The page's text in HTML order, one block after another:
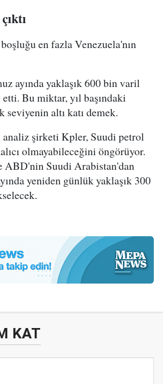
en fazla Venezuela'nın
ayında yaklaşık 600 bin varil
Bu miktar, yıl başındaki
altı katı demek.
şirketi Kpler, Suudi petrol
olmayabileceğini öngörüyor.
ABD'nin Suudi Arabistan'dan
yeniden günlük yaklaşık 300
KAT